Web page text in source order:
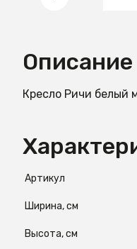
Описание
Кресло Ричи белый
Артикул
Ширина, см
Высота, см